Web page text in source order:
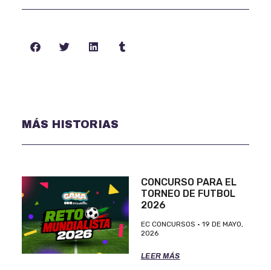
MÁS HISTORIAS
CONCURSO PARA EL
TORNEO DE FUTBOL
2026
EC CONCURSOS
19 DE MAYO,
2026
LEER MÁS